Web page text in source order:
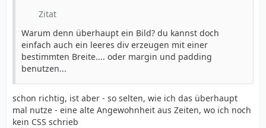
Zitat
Warum denn überhaupt ein Bild? du kannst doch
einfach auch ein leeres div erzeugen mit einer
bestimmten Breite.... oder margin und padding
benutzen...
schon richtig, ist aber - so selten, wie ich das überhaupt
mal nutze - eine alte Angewohnheit aus Zeiten, wo ich noch
kein CSS schrieb